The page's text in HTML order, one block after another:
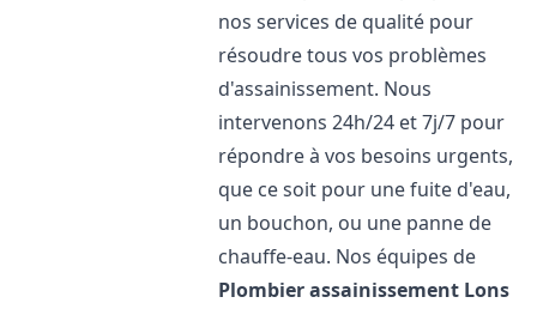
nos services de qualité pour
résoudre tous vos problèmes
d'assainissement. Nous
intervenons 24h/24 et 7j/7 pour
répondre à vos besoins urgents,
que ce soit pour une fuite d'eau,
un bouchon, ou une panne de
chauffe-eau. Nos équipes de
Plombier assainissement Lons